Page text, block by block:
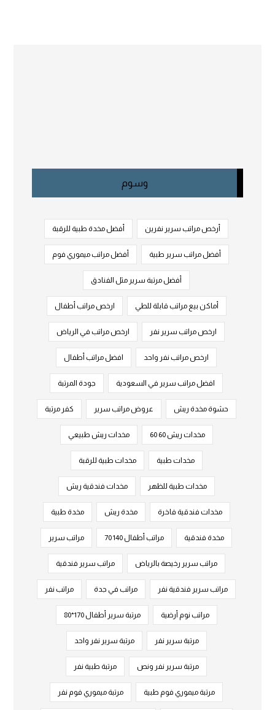
وسوم
أرخص مراتب سرير نفرين أفضل مخدة طبية للرقبة
أفضل مراتب سرير طبية أفضل مراتب ميموري فوم
أفضل مرتبة سرير مثل الفنادق
أماكن بيع مراتب قابلة للطي ارخص مراتب أطفال
ارخص مراتب سرير نفر ارخص مراتب في الرياض
ارخص مراتب نفر واحد افضل مراتب أطفال
افضل مراتب سرير في السعودية جودة المرتبة
حشوة مخدة ريش عروض مراتب سرير كفر مرتبة
مخدات ريش 60 60 مخدات ريش طبيعي
مخدات طبية مخدات طبية للرقبة
مخدات طبية للظهر مخدات فندقية ريش
مخدات فندقية فاخرة مخدة ريش مخدة طبية
مخدة فندقية مراتب أطفال 140 70 مراتب سرير
مراتب سرير رخيصة بالرياض مراتب سرير فندقية
مراتب سرير فندقية نفر مراتب في جدة مراتب نفر
مراتب نوم أرضية مرتبة سرير أطفال 170*80
مرتبة سرير نفر مرتبة سرير نفر واحد
مرتبة سرير نفر ونص مرتبة طبية نفر
مرتبة ميموري فوم طبية مرتبة ميموري فوم نفر